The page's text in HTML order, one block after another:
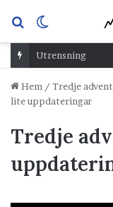
Sök
efterskin
Utrensning
Hem / Tredje
lite uppdateringar
Tredje